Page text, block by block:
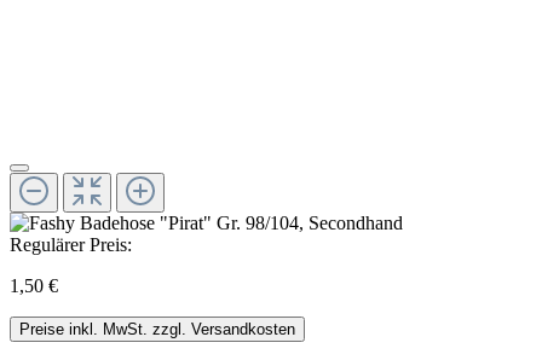
Regulärer Preis:
1,50 €
Preise inkl. MwSt. zzgl. Versandkosten